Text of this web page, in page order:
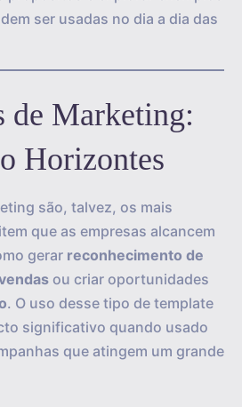
ser usadas no dia a dia das
de Marketing:
Horizontes
são, talvez, os mais
que as empresas alcancem
gerar reconhecimento de
ou criar oportunidades
. O uso desse tipo de template
significativo quando usado
que atingem um grande